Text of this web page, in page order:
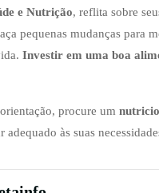
e Nutrição, reflita sobre
pequenas mudanças para
Investir em uma boa
procure um
adequado às suas